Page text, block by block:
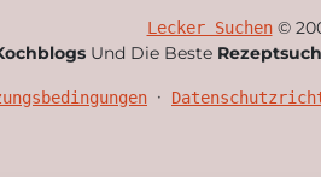
Lecker Suchen©
Und Die Beste
•